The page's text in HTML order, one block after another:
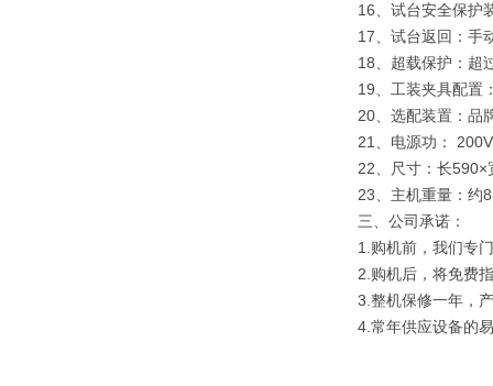
16、试台安全保护
17、试台返回：手
18、超载保护：超
19、工装夹具配置
20、选配装置：品
21、电源功：
22、尺寸：长
23、主机重量：约
三、公司承诺：
1.购机前，我们专
2.购机后，将免费
3.整机保修一年，
4.常年供应设备的